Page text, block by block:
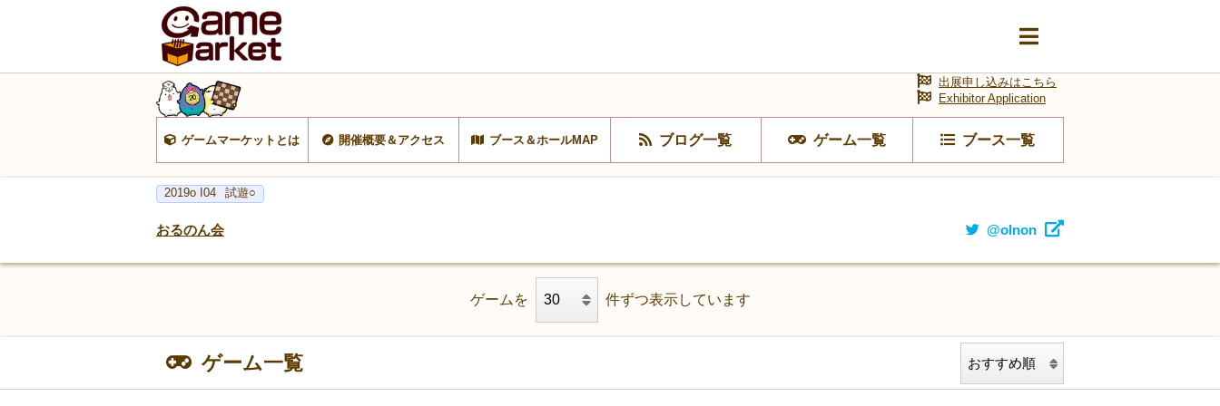
ゲームマーケットとは 開催概要＆アクセス ブース＆ホールMAP ブログ一覧 ゲーム一覧 ブース一覧
出展申し込みはこちら
Exhibitor Application
2019o I04 試遊○
おるのん会 @olnon
ゲームを 件ずつ表示しています
ゲーム一覧